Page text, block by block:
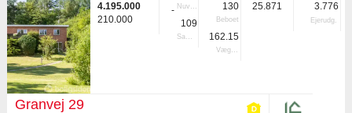
4.195.000
210.000
- Nuvær.
109
Samlet
130
Beboet
162.15
Vægtet
25.871 3.776
Ejerudg.
Granvej 29